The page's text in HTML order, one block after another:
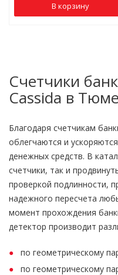
В корзину
Счетчики
Cassida в
Благодаря счетчикам
облегчаются и
денежных средств. В
счетчики, так и
проверкой подлинности,
надежного пересчета
момент прохождения
детектор производит
по геометрическому
по геометрическому